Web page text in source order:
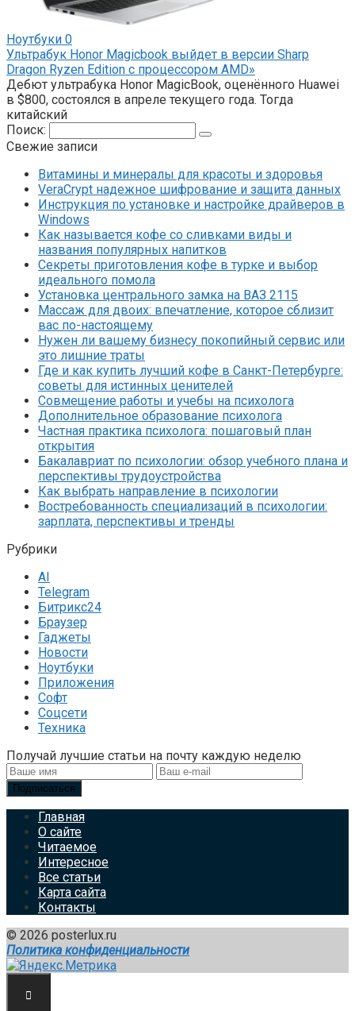
Ноутбуки 0
Ультрабук Honor Magicbook выйдет в версии Sharp
Dragon Ryzen Edition с процессором AMD»
Дебют ультрабука Honor MagicBook, оценённого Huawei
в $800, состоялся в апреле текущего года. Тогда
китайский
Поиск:
Свежие записи
Витамины и минералы для красоты и здоровья
VeraCrypt надежное шифрование и защита данных
Инструкция по установке и настройке драйверов в
Windows
Как называется кофе со сливками виды и
названия популярных напитков
Секреты приготовления кофе в турке и выбор
идеального помола
Установка центрального замка на ВАЗ 2115
Массаж для двоих: впечатление, которое сблизит
вас по-настоящему
Нужен ли вашему бизнесу покопийный сервис или
это лишние траты
Где и как купить лучший кофе в Санкт-Петербурге:
советы для истинных ценителей
Совмещение работы и учебы на психолога
Дополнительное образование психолога
Частная практика психолога: пошаговый план
открытия
Бакалавриат по психологии: обзор учебного плана и
перспективы трудоустройства
Как выбрать направление в психологии
Востребованность специализаций в психологии:
зарплата, перспективы и тренды
Рубрики
AI
Telegram
Битрикс24
Браузер
Гаджеты
Новости
Ноутбуки
Приложения
Софт
Соцсети
Техника
Получай лучшие статьи на почту каждую неделю
Подписаться
Главная
О сайте
Читаемое
Интересное
Все статьи
Карта сайта
Контакты
© 2026 posterlux.ru
Политика конфиденциальности